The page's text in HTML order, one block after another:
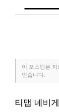
이 포스팅은
받습니다.
티맵 네비